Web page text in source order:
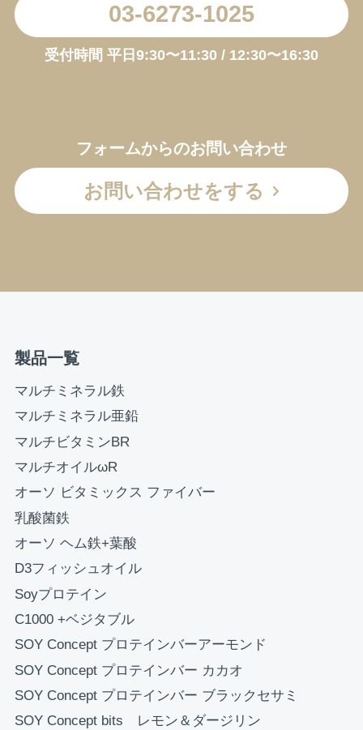
03-6273-1025
受付時間 平日9:30〜11:30 / 12:30〜16:30
フォームからのお問い合わせ
お問い合わせをする
製品一覧
マルチミネラル鉄
マルチミネラル亜鉛
マルチビタミンBR
マルチオイルωR
オーソ ビタミックス ファイバー
乳酸菌鉄
オーソ ヘム鉄+葉酸
D3フィッシュオイル
Soyプロテイン
C1000 +ベジタブル
SOY Concept プロテインバーアーモンド
SOY Concept プロテインバー カカオ
SOY Concept プロテインバー ブラックセサミ
SOY Concept bits レモン＆ダージリン